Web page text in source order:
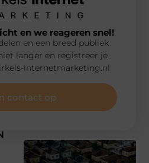
en we reageren snel!
en een breed publiek
langer en registreer je
internetmarketing.nl
contact op